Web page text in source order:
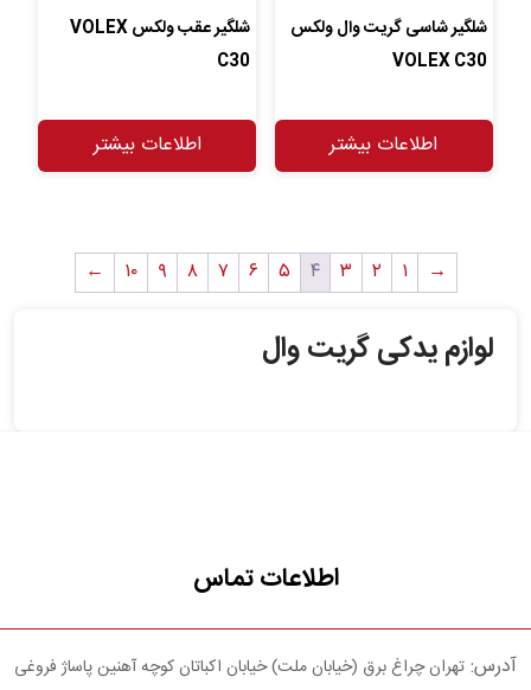
شلگیر شاسی گریت وال ولکس
VOLEX C30
اطلاعات بیشتر
شلگیر عقب ولکس VOLEX
C30
اطلاعات بیشتر
→ ۱ ۲ ۳ ۴ ۵ ۶ ۷ ۸ ۹ ۱۰ ←
لوازم یدکی گریت وال
اطلاعات تماس
آدرس: تهران چراغ برق (خیابان ملت) خیابان اکباتان کوچه آهنین پاساژ فروغی